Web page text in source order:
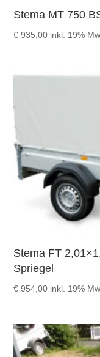
Stema MT 750
€ 935,00 inkl. 19%
Stema FT
Spriegel
€ 954,00 inkl. 19%